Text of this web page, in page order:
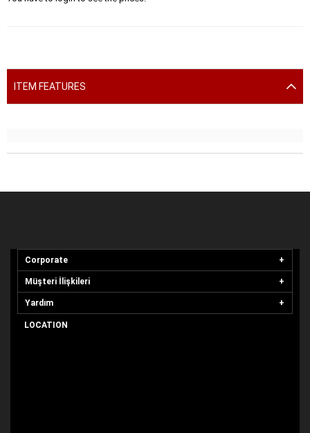
ITEM FEATURES
Corporate
Müşteri İlişkileri
Yardım
LOCATION